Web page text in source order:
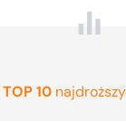
TOP 10